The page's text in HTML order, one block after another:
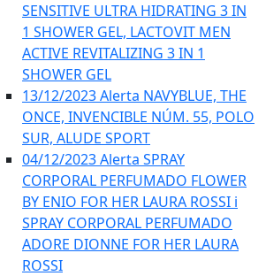
SENSITIVE ULTRA HIDRATING 3 IN
1 SHOWER GEL, LACTOVIT MEN
ACTIVE REVITALIZING 3 IN 1
SHOWER GEL
13/12/2023 Alerta NAVYBLUE, THE
ONCE, INVENCIBLE NÚM. 55, POLO
SUR, ALUDE SPORT
04/12/2023 Alerta SPRAY
CORPORAL PERFUMADO FLOWER
BY ENIO FOR HER LAURA ROSSI i
SPRAY CORPORAL PERFUMADO
ADORE DIONNE FOR HER LAURA
ROSSI